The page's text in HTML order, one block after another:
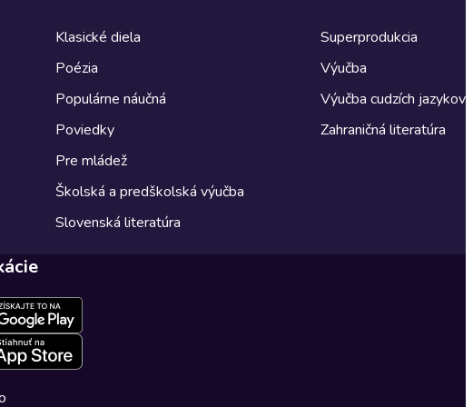
Klasické diela
Poézia
Populárne náučná
Poviedky
Pre mládež
Školská a predškolská výučba
Slovenská literatúra
Superprodukcia
Výučba
Výučba cudzích jazykov
Zahraničná literatúra